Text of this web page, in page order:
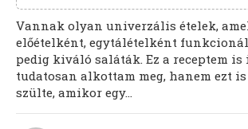
Vannak olyan univerzális ételek,
előételként, egytálételként
pedig kiváló saláták. Ez a receptem is
tudatosan alkottam meg, hanem ezt
szülte, amikor egy...